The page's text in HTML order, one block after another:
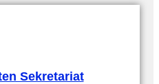
Sekretariat